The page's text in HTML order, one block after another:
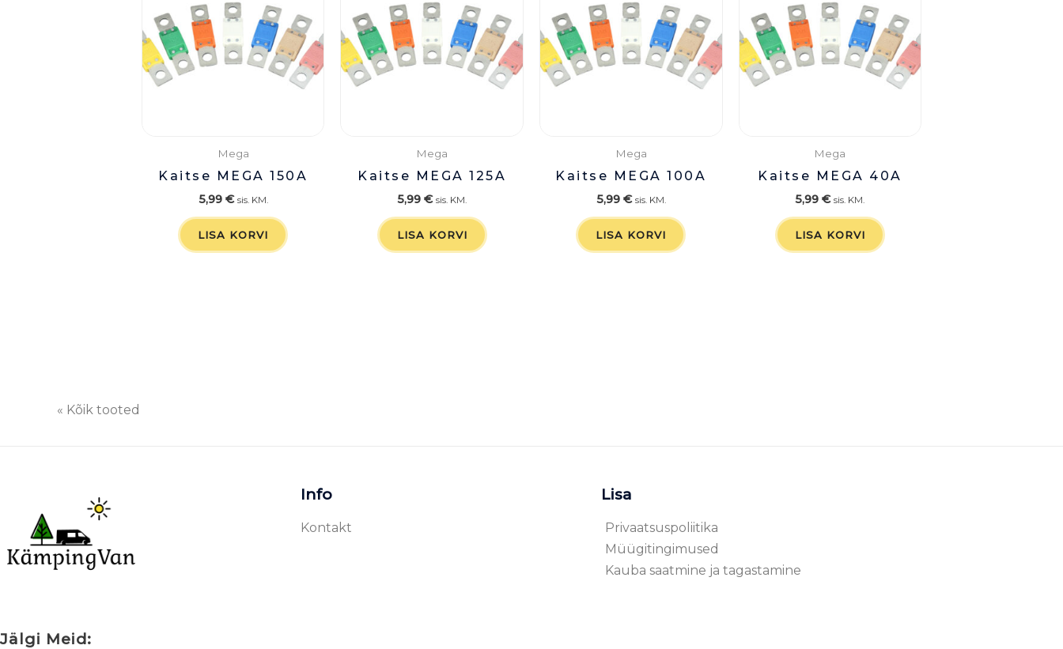
Mega
Kaitse MEGA 150A
5,99 € sis. KM.
LISA KORVI
Mega
Kaitse MEGA 125A
5,99€ sis. KM.
LISA KORVI
Mega
Kaitse MEGA 100A
5,99 € sis. KM.
LISA KORVI
Mega
Kaitse MEGA 40A
5,99€ sis. KM.
LISA KORVI
« Kõik tooted
Jälgi Meid:
Info
Kontakt
Lisa
Privaatsuspoliitika
Müügitingimused
Kauba saatmine ja tagastamine